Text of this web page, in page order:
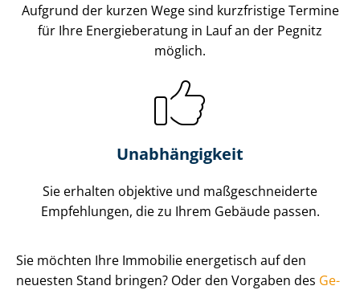
Aufgrund der kurzen Wege sind kurzfristige Termine
für Ihre Energieberatung in Lauf an der Pegnitz
möglich.
Unabhängigkeit
Sie erhalten objektive und maß­ge­schnei­der­te
Empfehlungen, die zu Ihrem Gebäude passen.
Sie möchten Ihre Immobilie energetisch auf den
neuesten Stand bringen? Oder den Vorgaben des Ge­